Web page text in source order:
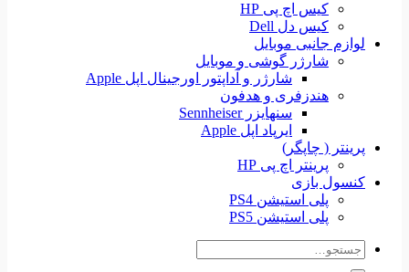
کیس اچ پی HP
کیس دل Dell
لوازم جانبی موبایل
شارژر گوشی و موبایل
شارژر و آداپتور اورجینال اپل Apple
هندزفری و هدفون
سنهایزر Sennheiser
ایرپاد اپل Apple
پرینتر ( چاپگر)
پرینتر اچ پی HP
کنسول بازی
پلی استیشن PS4
پلی استیشن PS5
جستجو